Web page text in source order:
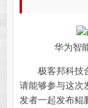
华为智
极客邦科技合
请能够参与这次
发者一起发布鲲